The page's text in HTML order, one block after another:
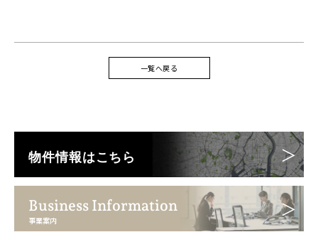
一覧へ戻る
物件情報はこちら
Business Information
事業案内